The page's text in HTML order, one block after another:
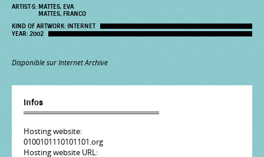
ARTIST·S: MATTES, EVA
MATTES, FRANCO
KIND OF ARTWORK:
INTERNET
YEAR: 2002
Disponible sur Internet Archive
Infos
Hosting website:
0100101110101101.org
Hosting website URL: